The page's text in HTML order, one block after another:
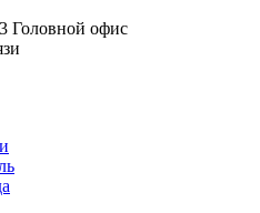
Головной офис